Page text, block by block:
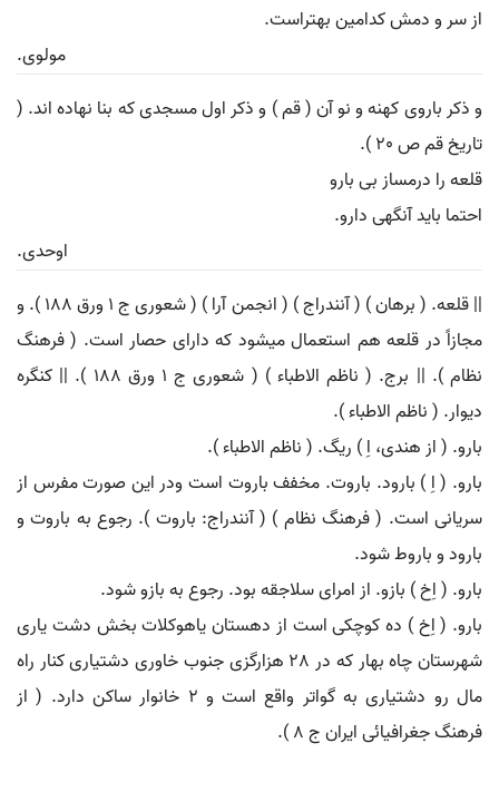
از سر و دمش کدامین بهتراست.
مولوی.
و ذکر باروی کهنه و نو آن ( قم ) و ذکر اول مسجدی که بنا نهاده اند. (
تاریخ قم ص 20 ).
قلعه را درمساز بی بارو
احتما باید آنگهی دارو.
اوحدی.
|| قلعه. ( برهان ) ( آنندراج ) ( انجمن آرا ) ( شعوری ج 1 ورق 188 ). و
مجازاً در قلعه هم استعمال میشود که دارای حصار است. ( فرهنگ
نظام ). || برج. ( ناظم الاطباء ) ( شعوری ج 1 ورق 188 ). || کنگره
دیوار. ( ناظم الاطباء ).
بارو. ( از هندی، اِ ) ریگ. ( ناظم الاطباء ).
بارو. ( اِ ) بارود. باروت. مخفف باروت است ودر این صورت مفرس از
سریانی است. ( فرهنگ نظام ) ( آنندراج: باروت ). رجوع به باروت و
بارود و باروط شود.
بارو. ( اِخ ) بازو. از امرای سلاجقه بود. رجوع به بازو شود.
بارو. ( اِخ ) ده کوچکی است از دهستان یاهوکلات بخش دشت یاری
شهرستان چاه بهار که در 28 هزارگزی جنوب خاوری دشتیاری کنار راه
مال رو دشتیاری به گواتر واقع است و 2 خانوار ساکن دارد. ( از
فرهنگ جغرافیائی ایران ج 8 ).